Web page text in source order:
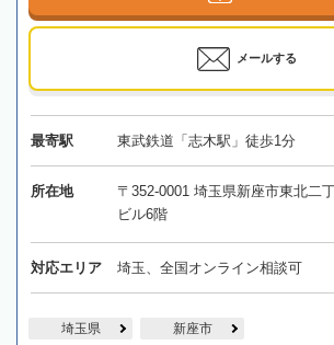
メールする
最寄駅 東武鉄道「志木駅」徒歩1分
所在地
〒352-0001 埼玉県新座市東北二
ビル6階
対応エリア 埼玉、全国オンライン相談可
埼玉県 新座市